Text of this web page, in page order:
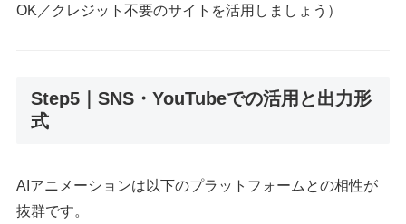
OK／クレジット不要のサイトを活用しましょう）
Step5｜SNS・YouTubeでの活用と出力形
式
AIアニメーションは以下のプラットフォームとの相性が
抜群です。